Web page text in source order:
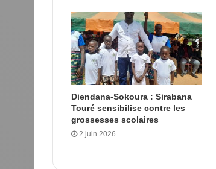
Diendana-Sokoura : Sirabana
Touré sensibilise contre les
grossesses scolaires
2 juin 2026